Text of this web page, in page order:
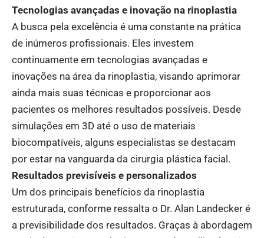
Tecnologias avançadas e inovação na rinoplastia
A busca pela excelência é uma constante na prática
de inúmeros profissionais. Eles investem
continuamente em tecnologias avançadas e
inovações na área da rinoplastia, visando aprimorar
ainda mais suas técnicas e proporcionar aos
pacientes os melhores resultados possíveis. Desde
simulações em 3D até o uso de materiais
biocompatíveis, alguns especialistas se destacam
por estar na vanguarda da cirurgia plástica facial.
Resultados previsíveis e personalizados
Um dos principais benefícios da rinoplastia
estruturada, conforme ressalta o Dr. Alan Landecker é
a previsibilidade dos resultados. Graças à abordagem